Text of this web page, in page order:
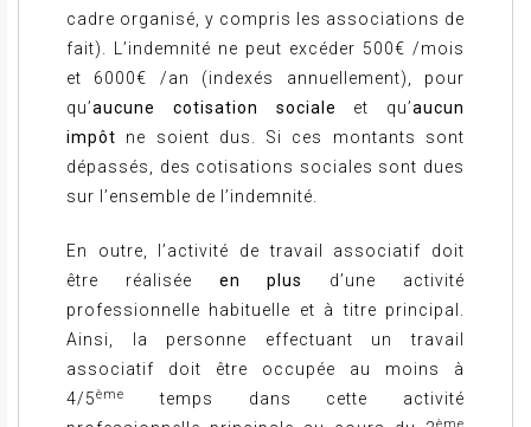
cadre organisé, y compris les associations de
fait). L’indemnité ne peut excéder 500€ /mois
et 6000€ /an (indexés annuellement), pour
qu’aucune cotisation sociale et qu’aucun
impôt ne soient dus. Si ces montants sont
dépassés, des cotisations sociales sont dues
sur l’ensemble de l’indemnité.
En outre, l’activité de travail associatif doit
être réalisée en plus
d’une activité
professionnelle habituelle et à titre principal.
Ainsi, la personne effectuant un travail
associatif doit être occupée au moins à
4/5ème
temps dans cette activité
ème